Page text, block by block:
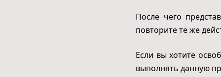
После чего
повторите те же
Если вы хотите
выполнять данную